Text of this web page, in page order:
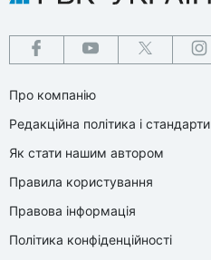
Про компанію
Редакційна політика і стандарти
Як стати нашим автором
Правила користування
Правова інформація
Політика конфіденційності